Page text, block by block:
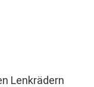
Lenkrädern